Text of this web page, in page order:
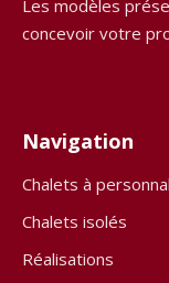
Les modèles
concevoir votre
Navigation
Chalets à
Chalets isolés
Réalisations